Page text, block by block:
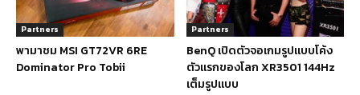
Partners
พามาชม MSI GT72VR 6RE
Dominator Pro Tobii
Partners
BenQ เปิดตัวจอเกมรูปแบบโค้ง
ตัวแรกของโลก XR3501 144Hz
เต็มรูปแบบ